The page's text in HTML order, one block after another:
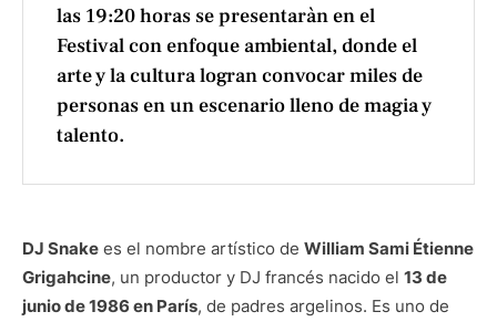
las 19:20 horas se presentaràn en el
Festival con enfoque ambiental, donde el
arte y la cultura logran convocar miles de
personas en un escenario lleno de magia y
talento.
DJ Snake es el nombre artístico de William Sami Étienne
Grigahcine, un productor y DJ francés nacido el 13 de
junio de 1986 en París, de padres argelinos. Es uno de